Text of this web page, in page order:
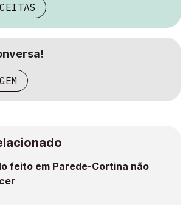
feito em Parede-Cortina não